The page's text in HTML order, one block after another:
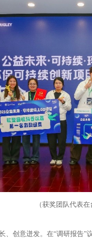
（获奖团队代表
、创意迸发。在“调研报告”